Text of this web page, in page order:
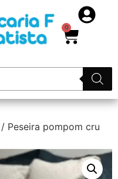
0
/ Peseira pompom cru